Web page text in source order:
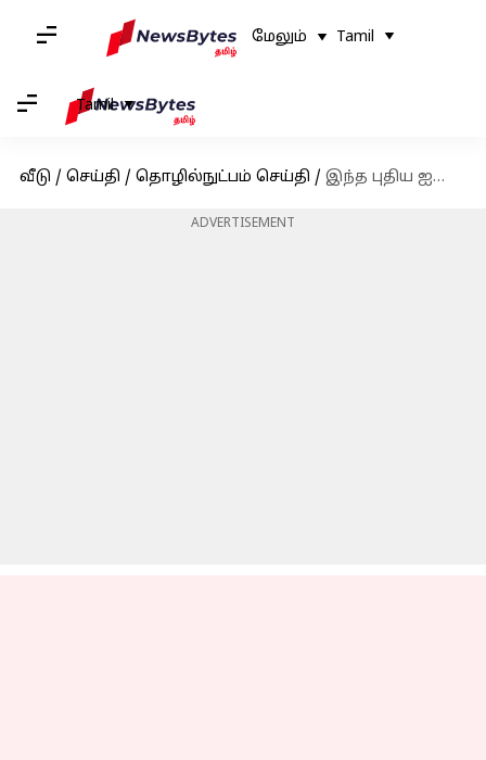
மேலும் Tamil
Tamil
வீடு / செய்தி / தொழில்நுட்பம் செய்தி / இந்த புதிய ஐபோன் accessory-இன் விலை இந்தியாவில் ₹5,900: அதன் பயன்பாடு என்ன?
ADVERTISEMENT